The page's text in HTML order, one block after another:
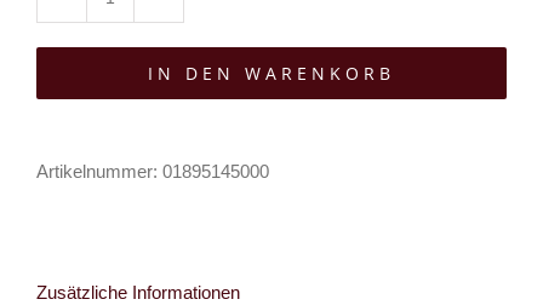
Panic
Haarfarbe
IN DEN WARENKORB
Artikelnummer: 01895145000
Zusätzliche Informationen